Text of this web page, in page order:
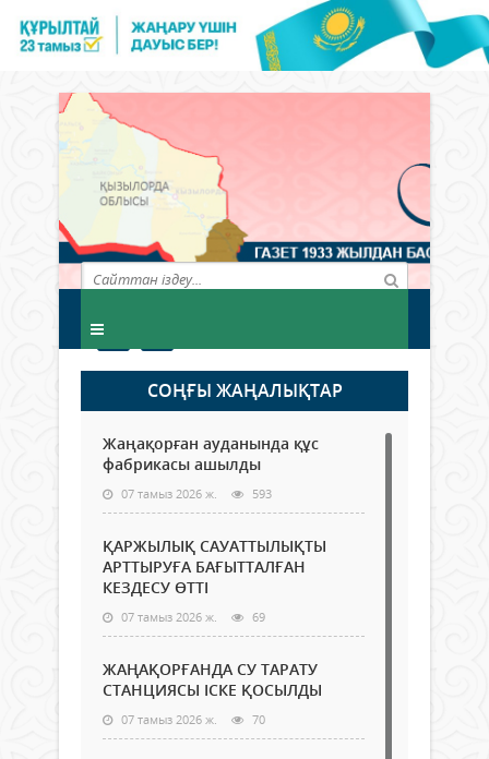
СОҢҒЫ ЖАҢАЛЫҚТАР
Жаңақорған ауданында құс
фабрикасы ашылды
07 тамыз 2026 ж. 593
ҚАРЖЫЛЫҚ САУАТТЫЛЫҚТЫ
АРТТЫРУҒА БАҒЫТТАЛҒАН
КЕЗДЕСУ ӨТТІ
07 тамыз 2026 ж. 69
ЖАҢАҚОРҒАНДА СУ ТАРАТУ
СТАНЦИЯСЫ ІСКЕ ҚОСЫЛДЫ
07 тамыз 2026 ж. 70